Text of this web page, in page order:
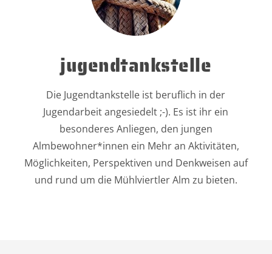
jugendtankstelle
Die Jugendtankstelle ist beruflich in der
Jugendarbeit angesiedelt ;-). Es ist ihr ein
besonderes Anliegen, den jungen
Almbewohner*innen ein Mehr an Aktivitäten,
Möglichkeiten, Perspektiven und Denkweisen auf
und rund um die Mühlviertler Alm zu bieten.